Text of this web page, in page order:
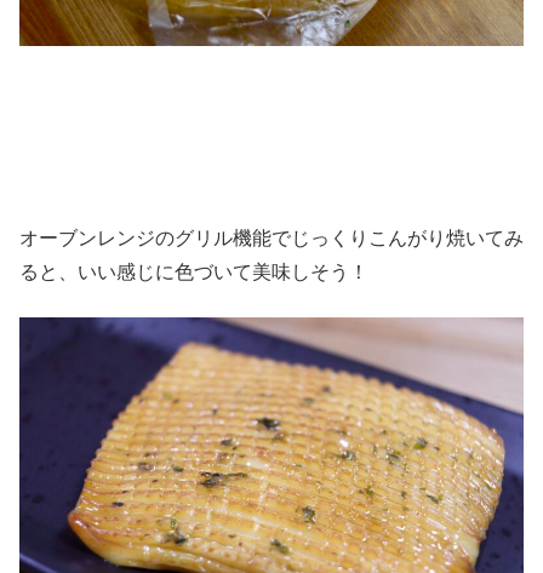
オーブンレンジのグリル機能でじっくりこんがり焼いてみ
ると、いい感じに色づいて美味しそう！